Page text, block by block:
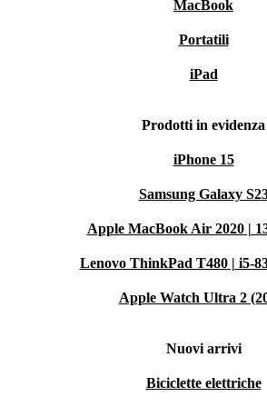
Condividi emozioni, ricordi e attimi
è sempre a portata di mano.
ASUS ROG Phone 9
un’economia circolare. Con
riceve una seconda vita: meno
e per il pianeta 🌱.
Domande frequenti
Il ROG Phone 9 Pro ricondizionato
MacBook
Portatili
iPad
Prodotti in evidenza
iPhone 15
Samsung Galaxy
Apple MacBook Air 2020 |
Lenovo ThinkPad T480 | i5-
Apple Watch Ultra 2
Nuovi arrivi
Biciclette elettriche